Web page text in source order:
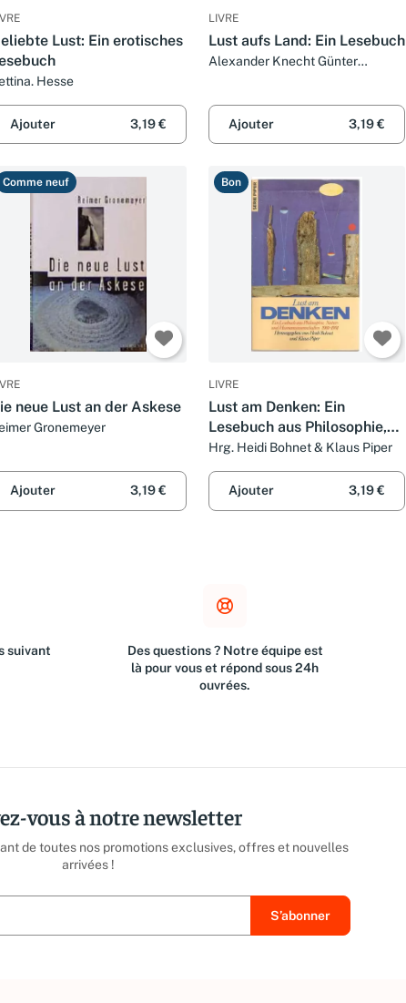
Lust: Ein erotisches
Hesse
Ajouter 3,19 €
LIVRE
Lust aufs Land: Ein Lesebuch
Alexander Knecht Günter
Ajouter 3,19 €
Comme neuf
neue Lust an der Askese
Gronemeyer
Ajouter 3,19 €
Bon
LIVRE
Lust am Denken: Ein
Lesebuch aus Philosophie,
Natur- und
Humanwissenschaften 1981-
1991 (Piper Taschenbuch)
Hrg. Heidi Bohnet & Klaus Piper
Ajouter 3,19 €
suivant
Des questions ? Notre équipe est
là pour vous et répond sous 24h
ouvrées.
vous à notre newsletter
de toutes nos promotions exclusives, offres et nouvelles
arrivées !